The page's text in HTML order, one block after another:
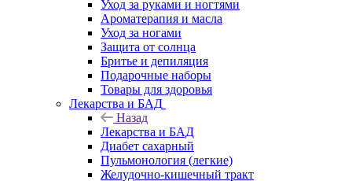
Уход за руками и ногтями
Ароматерапия и масла
Уход за ногами
Защита от солнца
Бритье и депиляция
Подарочные наборы
Товары для здоровья
Лекарства и БАД
Назад
Лекарства и БАД
Диабет сахарный
Пульмонология (легкие)
Желудочно-кишечный тракт